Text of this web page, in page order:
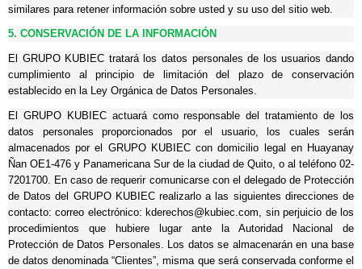
similares para retener información sobre usted y su uso del sitio web.
5. CONSERVACIÓN DE LA INFORMACIÓN
El GRUPO KUBIEC tratará los datos personales de los usuarios dando
cumplimiento al principio de limitación del plazo de conservación
establecido en la Ley Orgánica de Datos Personales.
El GRUPO KUBIEC actuará como responsable del tratamiento de los
datos personales proporcionados por el usuario, los cuales serán
almacenados por el GRUPO KUBIEC con domicilio legal en Huayanay
Ñan OE1-476 y Panamericana Sur de la ciudad de Quito, o al teléfono 02-
7201700. En caso de requerir comunicarse con el delegado de Protección
de Datos del GRUPO KUBIEC realizarlo a las siguientes direcciones de
contacto: correo electrónico: kderechos@kubiec.com, sin perjuicio de los
procedimientos que hubiere lugar ante la Autoridad Nacional de
Protección de Datos Personales. Los datos se almacenarán en una base
de datos denominada “Clientes”, misma que será conservada conforme el